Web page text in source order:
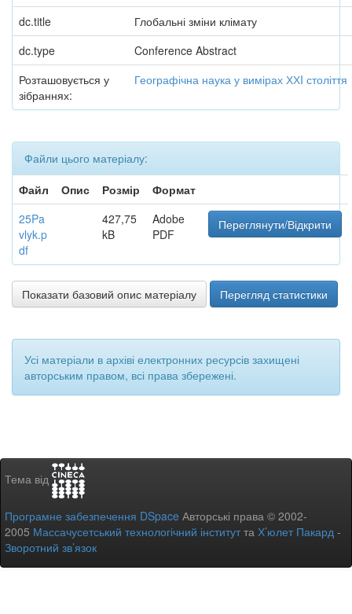
dc.title
Глобальні зміни клімату
dc.type
Conference Abstract
Розташовується у
зібраннях:
Географічна наука у вимірах ХХI століття
Файли цього матеріалу:
Файл
Опис Розмір
Формат
25Pa
vlyk.p
df
427,75
kB
Adobe
PDF
Переглянути/Відкрити
Показати базовий опис матеріалу Перегляд статистики
Усі матеріали в архіві електронних ресурсів захищені
авторським правом, всі права збережені.
Тема від
Програмне забезпечення DSpace Авторські права © 2002-
2005 Массачусетський технологічний інститутта Х’юлет Пакард -
Зворотний зв’язок